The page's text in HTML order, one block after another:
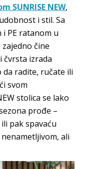
SUNRISE NEW,
i stil. Sa
PE ratanom u
čine
čvrsta izrada
da radite, ručate ili
svom
stolica se lako
prođe –
pak spavaću
ali